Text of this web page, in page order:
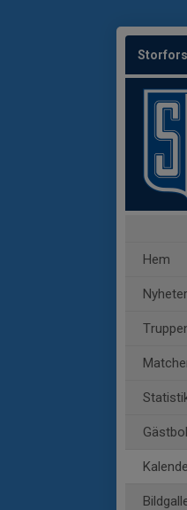
Hem
Nyheter